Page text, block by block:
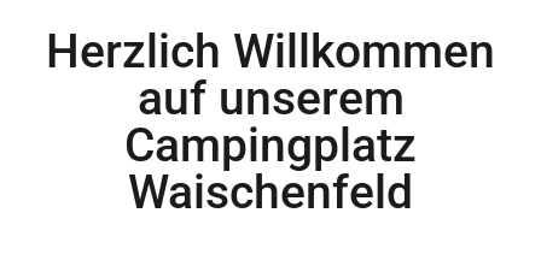
Herzlich Willkommen
auf unserem
Campingplatz
Waischenfeld